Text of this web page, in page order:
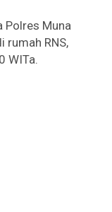
Polres Muna
rumah RNS,
WITa.